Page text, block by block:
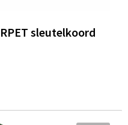
sleutelkoord